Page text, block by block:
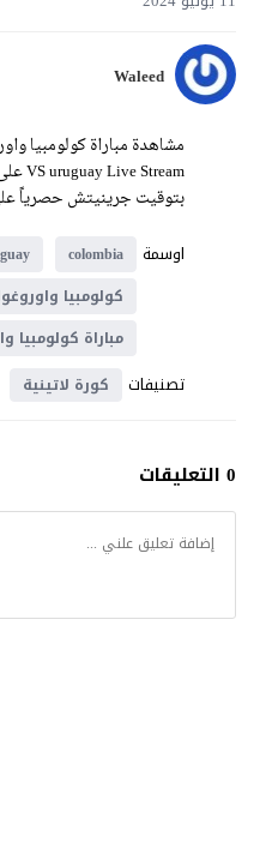
Waleed
بتوقيت جرينيتش حصرياً
اوسمة
colombia
كولومبيا
مباراة كولومبيا
تصنيفات كورة لاتينية
0 التعليقات